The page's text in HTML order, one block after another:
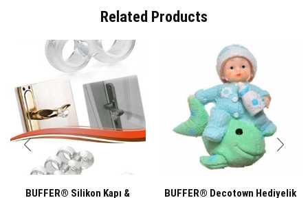
Related Products
BUFFER® Silikon Kapı & BUFFER® Decotown Hediyelik